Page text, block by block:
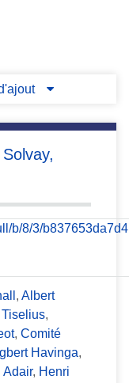
, Albert
,
, Comité
Havinga,
Adair, Henri